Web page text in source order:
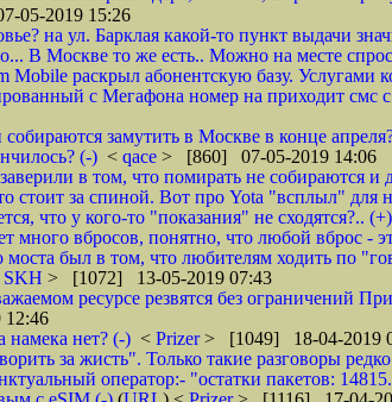
05-2019 15:26
на ул. Барклая какой-то пункт выдачи
В Москве то же есть.. Можно на месте
раскрыл абонентскую базу. Услугами
с Мегафона номер на приходит смс
замутить в Москве в конце
(-) < qace > [860] 07-05-2019 14:06
в том, что помирать не собираются и
стоит за спиной. Вот про Yota "всплыл" для
что у кого-то "показания" не сходятся?.. (+)
много вбросов, понятно, что любой вброс -
был в том, что любителям ходить по
SKH > [1072] 13-05-2019 07:43
ресурсе резвятся без ограничений
12:46
намека нет? (-) < Prizer> [1049] 18-04-2019
за жисть". Только такие разговоры
оператор:- "остатки пакетов: